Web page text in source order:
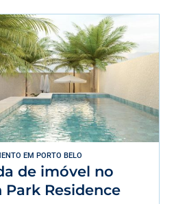
EM PORTO BELO
de imóvel no
Park Residence